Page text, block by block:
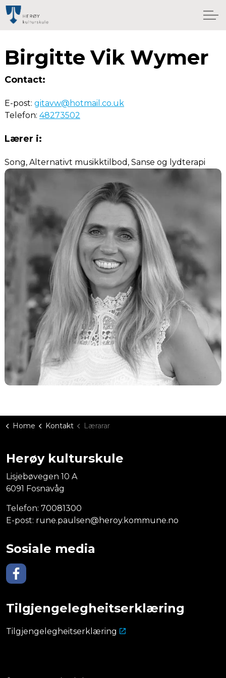
Birgitte Vik Wymer
Contact:
E-post: gitavw@hotmail.co.uk
Telefon: 48273502
Lærer i:
Song, Alternativt musikktilbod, Sanse og lydterapi
Home Kontakt Lærarar
Herøy kulturskule
Lisjebøvegen 10 A
6091 Fosnavåg
Telefon: 70081300
E-post: rune.paulsen@heroy.kommune.no
Sosiale media
Tilgjengelegheitserklæring
Tilgjengelegheitserklæring